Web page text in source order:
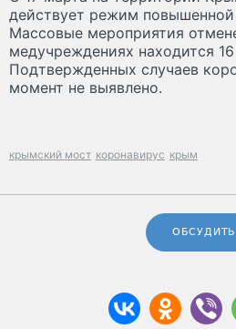
действует режим повышенной
Массовые мероприятия
медучреждениях находится
Подтвержденных случаев
момент не выявлено.
крымский мост коронавирус крым
ОБСУДИТЬ